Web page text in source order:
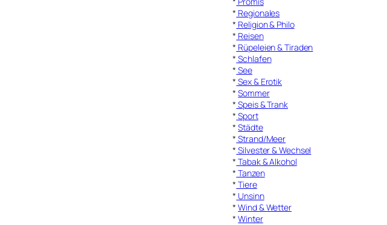
* Regionales
* Religion & Philo
* Reisen
* Rüpeleien & Tiraden
* Schlafen
* See
* Sex & Erotik
*Sommer
* Speis & Trank
* Sport
*Städte
* Strand/Meer
* Silvester & Wechsel
* Tabak & Alkohol
* Tanzen
* Tiere
* Unsinn
*Wind & Wetter
*Winter